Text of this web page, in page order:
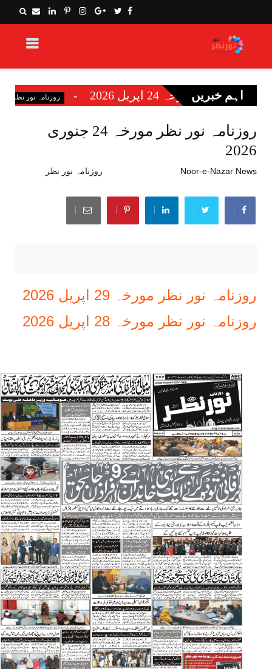
اہم خبریں
24 اپریل 2026 روزنامہ نور نظر روزنامہ نور
روزنامہ نور نظر مورخہ 24 جنوری
2026
Noor-e-Nazar News روزنامہ نور نظر
روزنامہ نور نظر مورخہ 29 اپریل 2026
روزنامہ نور نظر مورخہ 28 اپریل 2026